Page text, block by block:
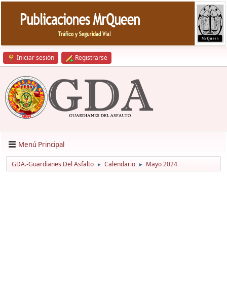
Iniciar sesión Registrarse
Menú Principal
GDA.-Guardianes Del Asfalto ► Calendario ► Mayo 2024